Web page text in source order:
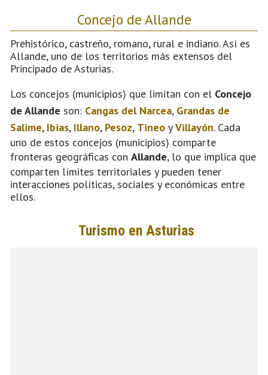
Concejo de Allande
Prehistórico, castreño, romano, rural e indiano. Así es
Allande, uno de los territorios más extensos del
Principado de Asturias.
Los concejos (municipios) que limitan con el Concejo
de Allande son: Cangas del Narcea, Grandas de
Salime, Ibias, Illano, Pesoz, Tineo yVillayón. Cada
uno de estos concejos (municipios) comparte
fronteras geográficas con Allande, lo que implica que
comparten límites territoriales y pueden tener
interacciones políticas, sociales y económicas entre
ellos.